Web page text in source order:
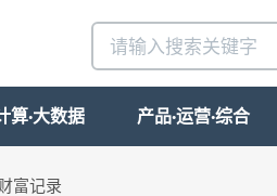
算·大数据 产品·运营·综合
富记录